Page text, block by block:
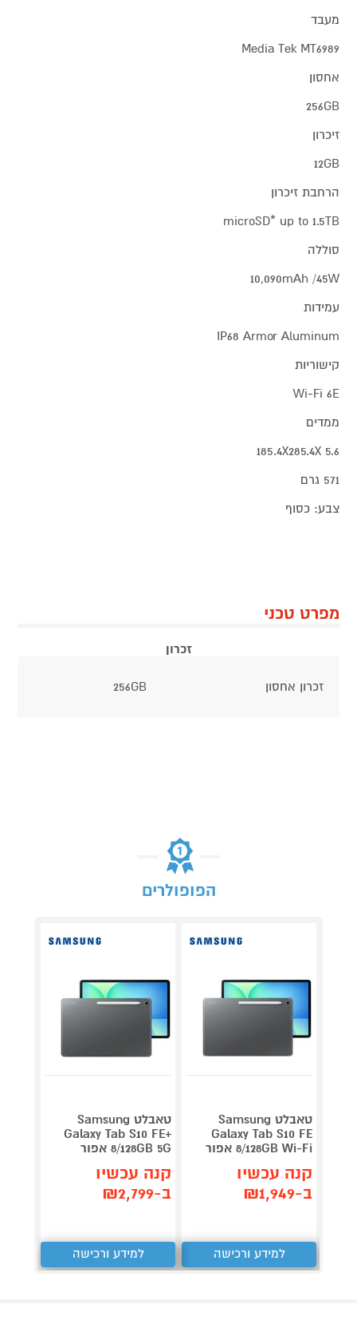
מעבד
Media Tek MT6989
אחסון
256GB
זיכרון
12GB
הרחבת זיכרון
microSD* up to 1.5TB
סוללה
10,090mAh /45W
עמידות
IP68 Armor Aluminum
קישוריות
Wi-Fi 6E
ממדים
185.4X285.4X 5.6
571 גרם
צבע: כסוף
מפרט טכני
זכרון
זכרון אחסון 256GB
הפופולרים
טאבלט Samsung
Galaxy Tab S10 FE
8/128GB Wi-Fi אפור
קנה עכשיו
ב-₪1,949
למידע ורכישה
טאבלט Samsung
Galaxy Tab S10 FE+
8/128GB 5G אפור
קנה עכשיו
ב-₪2,799
למידע ורכישה